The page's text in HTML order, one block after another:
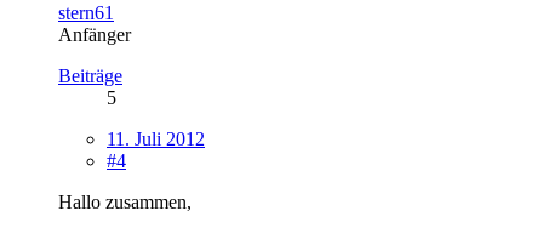
stern61
Anfänger
Beiträge
5
11. Juli 2012
#4
Hallo zusammen,